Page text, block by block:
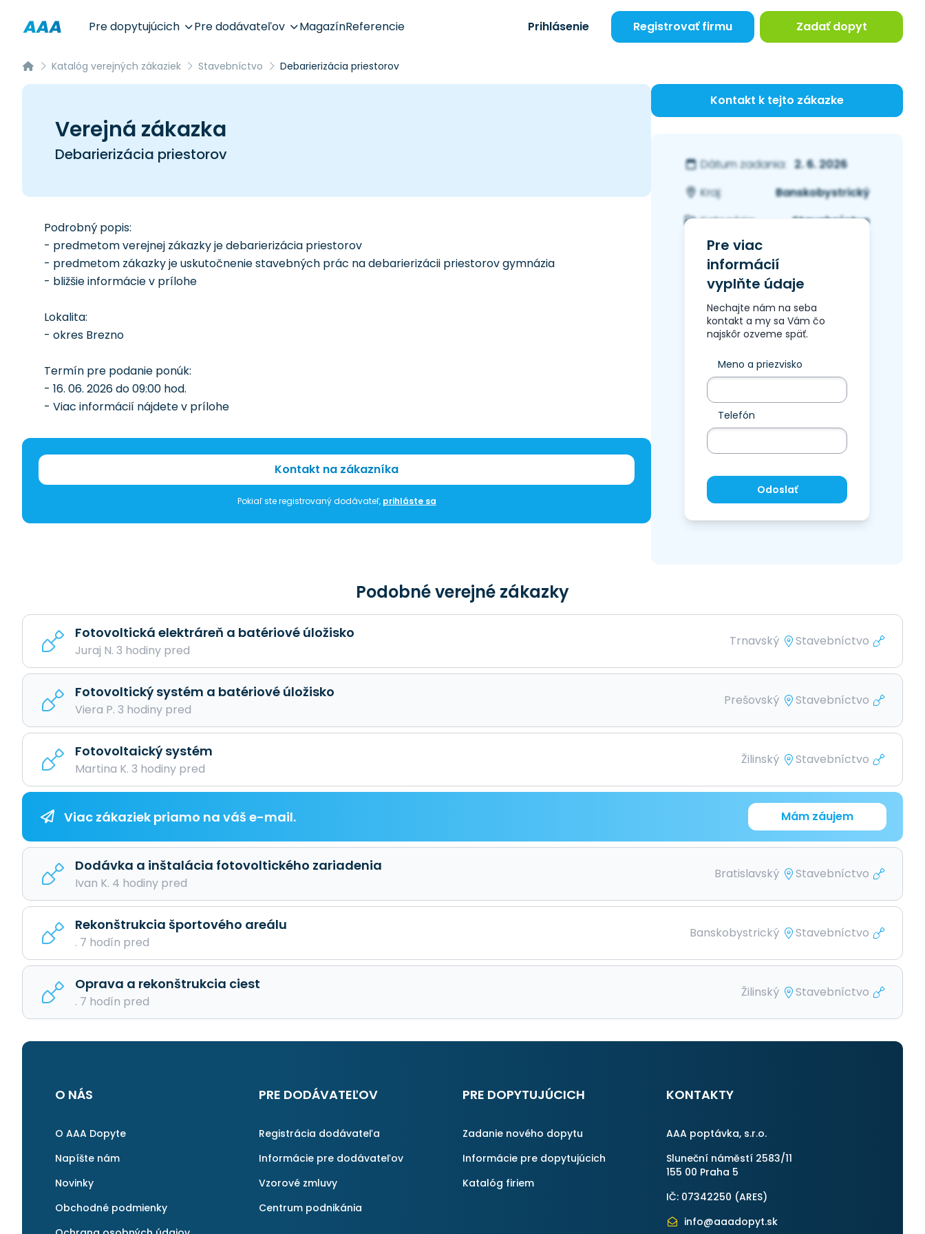
Pre dopytujúcich Pre dodávateľov MagazínReferencie Prihlásenie Registrovať firmu Zadať dopyt
Katalóg verejných zákaziek Stavebníctvo Debarierizácia priestorov
Verejná zákazka
Debarierizácia priestorov
Podrobný popis:
- predmetom verejnej zákazky je debarierizácia priestorov
- predmetom zákazky je uskutočnenie stavebných prác na debarierizácii priestorov gymnázia
- bližšie informácie v prílohe
Lokalita:
- okres Brezno
Termín pre podanie ponúk:
- 16. 06. 2026 do 09:00 hod.
- Viac informácií nájdete v prílohe
Kontakt na zákazníka
Pokiaľ ste registrovaný dodávateľ, prihláste sa
Kontakt k tejto zákazke
Dátum zadania: 2. 6. 2026
Kraj:
Banskobystrický
Kategória:
Stavebníctvo
Pre viac
informácií
vyplňte údaje
Nechajte nám na seba
kontakt a my sa Vám čo
najskôr ozveme späť.
Meno a priezvisko
Telefón
Odoslať
Podobné verejné zákazky
Fotovoltická elektráreň a batériové úložisko
Juraj N. 3 hodiny pred
Trnavský Stavebníctvo
Fotovoltický systém a batériové úložisko
Viera P. 3 hodiny pred
Prešovský Stavebníctvo
Fotovoltaický systém
Martina K. 3 hodiny pred
Žilinský Stavebníctvo
Viac zákaziek priamo na váš e-mail. Mám záujem
Dodávka a inštalácia fotovoltického zariadenia
Ivan K. 4 hodiny pred
Bratislavský Stavebníctvo
Rekonštrukcia športového areálu
. 7 hodín pred
Banskobystrický Stavebníctvo
Oprava a rekonštrukcia ciest
. 7 hodín pred
Žilinský Stavebníctvo
O NÁS
O AAA Dopyte
Napíšte nám
Novinky
Obchodné podmienky
PRE DODÁVATEĽOV
Registrácia dodávateľa
Informácie pre dodávateľov
Vzorové zmluvy
Centrum podnikánia
PRE DOPYTUJÚCICH
Zadanie nového dopytu
Informácie pre dopytujúcich
Katalóg firiem
KONTAKTY
AAA poptávka, s.r.o.
Sluneční náměstí 2583/11
155 00 Praha 5
IČ: 07342250 (ARES)
info@aaadopyt.sk